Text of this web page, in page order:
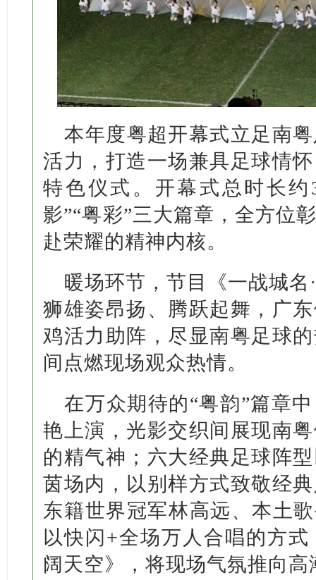
本年度粤超开幕式立足南
活力，打造一场兼具足球情
特色仪式。开幕式总时长约
影”“粤彩”三大篇章，全方位
赴荣耀的精神内核。
暖场环节，节目《一战城
狮雄姿昂扬、腾跃起舞，广
鸡活力助阵，尽显南粤足球
间点燃现场观众热情。
在万众期待的“粤韵”篇章
艳上演，光影交织间展现南
的精气神；六大经典足球阵
茵场内，以别样方式致敬经
东籍世界冠军林高远、本土
以快闪+全场万人合唱的方
阔天空》，将现场气氛推向高